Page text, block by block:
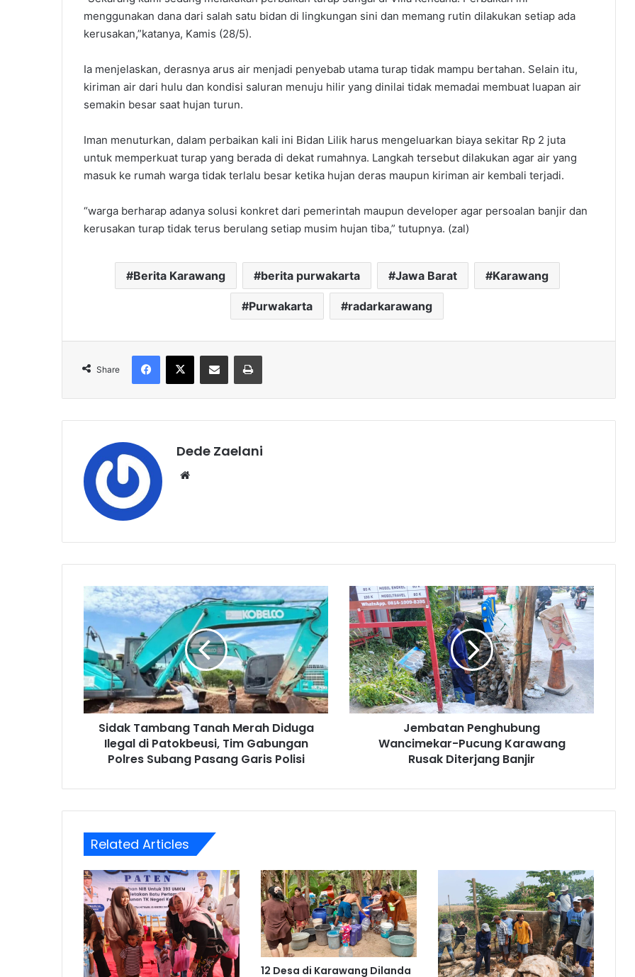
menggunakan dana dari salah satu bidan di lingkungan sini dan memang rutin dilakukan setiap ada
kerusakan,”katanya, Kamis (28/5).
‎‎Ia menjelaskan, derasnya arus air menjadi penyebab utama turap tidak mampu bertahan. Selain itu,
kiriman air dari hulu dan kondisi saluran menuju hilir yang dinilai tidak memadai membuat luapan air
semakin besar saat hujan turun.
‎Iman menuturkan, dalam perbaikan kali ini Bidan Lilik harus mengeluarkan biaya sekitar Rp 2 juta
untuk memperkuat turap yang berada di dekat rumahnya. Langkah tersebut dilakukan agar air yang
masuk ke rumah warga tidak terlalu besar ketika hujan deras maupun kiriman air kembali terjadi. ‎
“warga berharap adanya solusi konkret dari pemerintah maupun developer agar persoalan banjir dan
kerusakan turap tidak terus berulang setiap musim hujan tiba,” tutupnya. (zal)
Berita Karawang berita purwakarta Jawa Barat Karawang
Purwakarta radarkarawang
Share
Facebook
X Share via Email Print
Dede Zaelani
Sidak
Tambang
Tanah
Merah
Diduga
Ilegal
di
Patokbeusi,
Tim
Gabungan
Polres
Subang
Sidak Tambang Tanah Merah Diduga
Ilegal di Patokbeusi, Tim Gabungan
Polres Subang Pasang Garis Polisi
Jembatan
Penghubung
Wancimekar-
Pucung
Karawang
Rusak
Diterjang
Banjir
Jembatan Penghubung
Wancimekar-Pucung Karawang
Rusak Diterjang Banjir
Related Articles
12 Desa di Karawang Dilanda